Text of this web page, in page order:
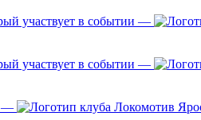
—
—
—